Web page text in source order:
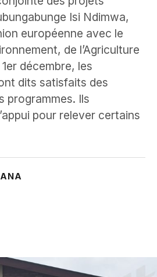
Isi Ndimwa,
européenne avec le
de l’Agriculture
décembre, les
dits satisfaits des
programmes. Ils
pour relever certains